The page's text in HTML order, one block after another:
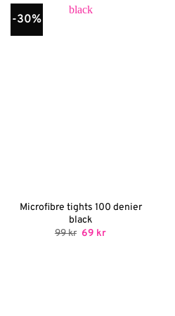
-30%
Microfibre tights 100 denier
black
99kr Det
69 krDet